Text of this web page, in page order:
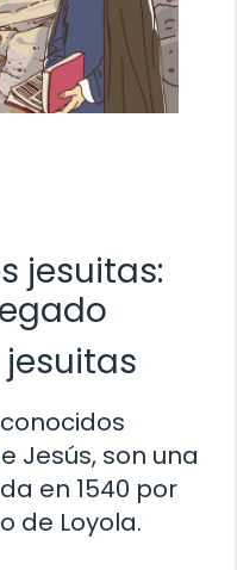
jesuitas:
Jesús, son una
en 1540 por
de Loyola.